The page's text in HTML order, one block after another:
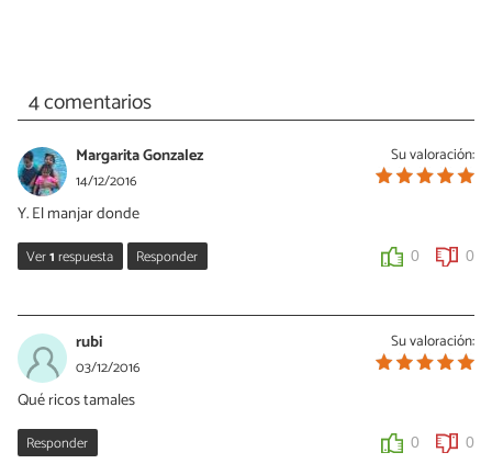
4 comentarios
Su valoración:
Margarita Gonzalez
14/12/2016
Y. El manjar donde
Ver1respuesta Responder 0 0
Hola Margarita, a la cajeta también se le conoce como manjar!
Saludos!
Su valoración:
rubi
03/12/2016
Qué ricos tamales
Responder 0 0